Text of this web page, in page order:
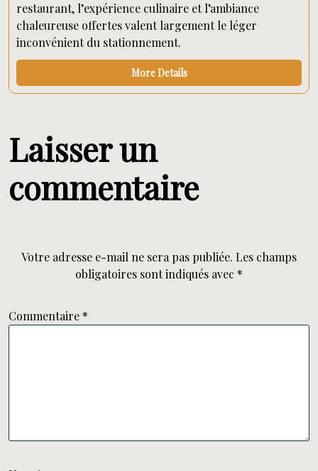
restaurant, l’expérience culinaire et l’ambiance
chaleureuse offertes valent largement le léger
inconvénient du stationnement.
More Details
Laisser un
commentaire
Votre adresse e-mail ne sera pas publiée. Les champs
obligatoires sont indiqués avec *
Commentaire *